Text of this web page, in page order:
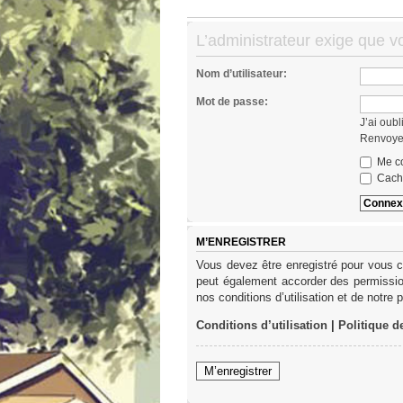
L’administrateur exige que
Nom d’utilisateur:
Mot de passe:
J’ai
Me
M’ENREGISTRER
Vous devez être enregistré pour vous
peut également accorder des
nos conditions d’utilisation et de notre
Conditions d’utilisation Politique
M’enregistrer